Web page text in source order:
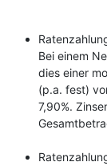
Bei einem
dies einer
(p.a. fest)
7,90%.